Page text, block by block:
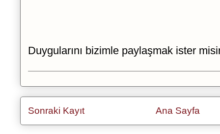
Duygularını bizimle paylaşmak ister
Sonraki Kayıt Ana Sayfa